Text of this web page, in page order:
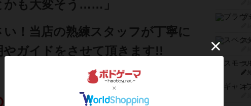
かも大変そう……」
い！当店の熟練スタッフが丁寧に
やガイドをさせて頂きます!!
でも安心して重ゲーを始
ブ
ス
ス
ギ